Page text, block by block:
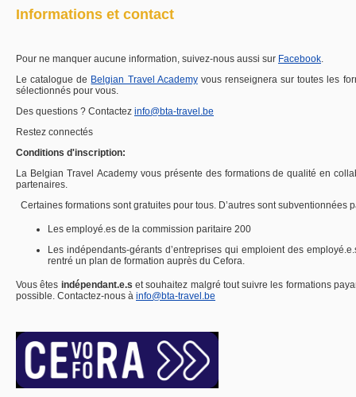
Informations et contact
Pour ne manquer aucune information, suivez-nous aussi sur Facebook.
Le catalogue de Belgian Travel Academy vousrenseignera sur toutes les
sélectionnés pour vous.
Des questions ? Contactez info@bta-travel.be
Restez connectés
Conditions d'inscription:
La Belgian Travel Academyvous présente des formations de qualité en
partenaires.
Certaines formations sont gratuites pour tous. D’autres sont subventionnées
Les employé.es de la commission paritaire 200
Les indépendants-gérants d’entreprises qui emploient des
rentré un plan de formation auprès du Cefora.
Vous êtes indépendant.e.s et souhaitez malgré tout suivre les formations
possible. Contactez-nous à info@bta-travel.be